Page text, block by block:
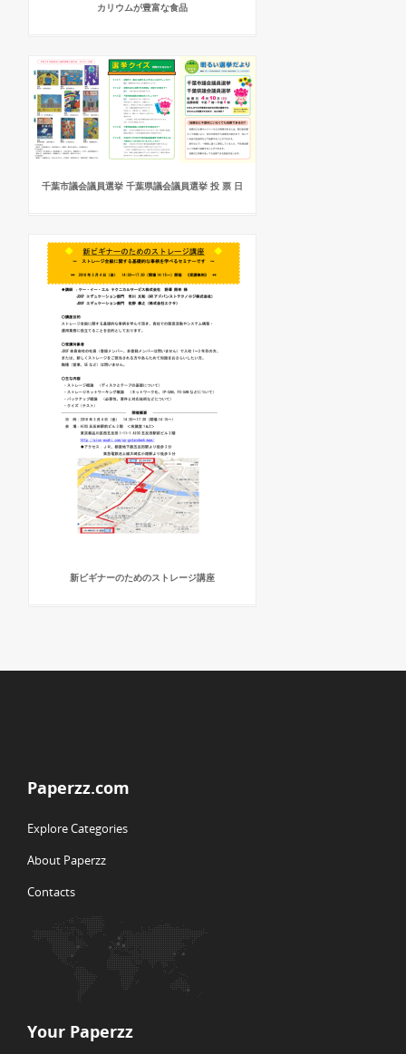
カリウムが豊富な食品
千葉市議会議員選挙 千葉県議会議員選挙 投 票 日
新ビギナーのためのストレージ講座
Paperzz.com
Explore Categories
About Paperzz
Contacts
Your Paperzz